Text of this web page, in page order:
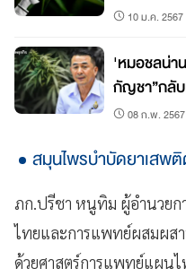
10 ม.ค. 2567
'หมอชลน่า
กัญชา”กลั
08 ก.พ. 2567
สมุนไพรบำบัดยาเสพ
ภก.ปรีชา หนูทิม ผู้อำนวยก
ไทยและการแพทย์ผสมผส
ด้วยศาสตร์การแพทย์แผนไ